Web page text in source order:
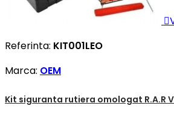

Referinta: KIT001LEO
Marca: OEM
Kit siguranta rutiera omologat R.A.R